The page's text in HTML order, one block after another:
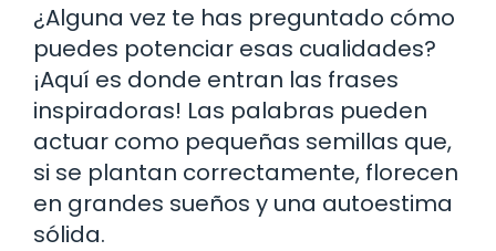
¿Alguna vez te has preguntado cómo
puedes potenciar esas cualidades?
¡Aquí es donde entran las frases
inspiradoras! Las palabras pueden
actuar como pequeñas semillas que,
si se plantan correctamente, florecen
en grandes sueños y una autoestima
sólida.